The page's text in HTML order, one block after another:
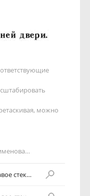
Наименование детали
Правое стекло окна передней двери
можно